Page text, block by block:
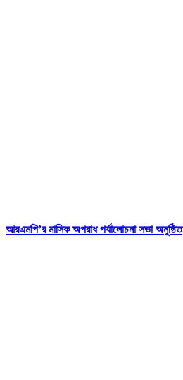
আরএমপি’র মাসিক অপরাধ পর্যালোচনা সভা অনুষ্ঠিত